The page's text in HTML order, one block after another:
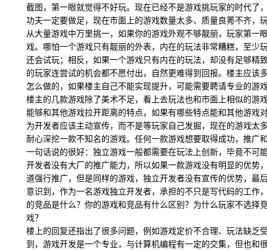
截图，第一眼就觉得不好玩。现在已经不是游戏挑玩家的时代了
功夫一定要做足，现在市面上的游戏数量太多、质量良莠不齐，
从大量游戏中万里挑一，如果你的游戏外观不够靓丽，玩家第一
戏。哪怕一个游戏只有靓丽的外表，内在的玩法非常糟糕，至少
还会试玩；相反，如果一个游戏只有内在的玩法，却没有足够精
的玩家连尝试的机会都不愿付出，自然更难得到回报。楼主应该
怎么做的，如果楼主自己不能实现提升，可能需要聘请专业的游
楼主的几款游戏除了美术不足，看上去玩法也和市面上相似的游
能够和其他游戏拉开距离的特点，如果有哪些特点能和其他游戏
为开发者应该主动宣传，而不是等玩家自己发掘，现在的游戏太
耐心深挖一款不知名的游戏。任何一款游戏想要取得成功，推广
一句话说的很好：独立游戏一般都需要在玩法上创新，毕竟不可
开发者没有大厂的推广能力，所以如果一款游戏没有明显的优势
道强行推广，但是同样的游戏，独立开发者没有宣传的优势，最
意识到，作为一名游戏独立开发者，承担的不只是写代码的工作
的竞品是什么？你的游戏和竞品有什么区别？为什么玩家不选择
戏？
楼上的回复还指出了很多问题，例如游戏定价不合理、玩法缺乏
到，游戏开发是一个专业，与计算机编程有一定的交集，但也和